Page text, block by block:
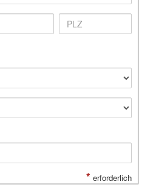
* erforderlich